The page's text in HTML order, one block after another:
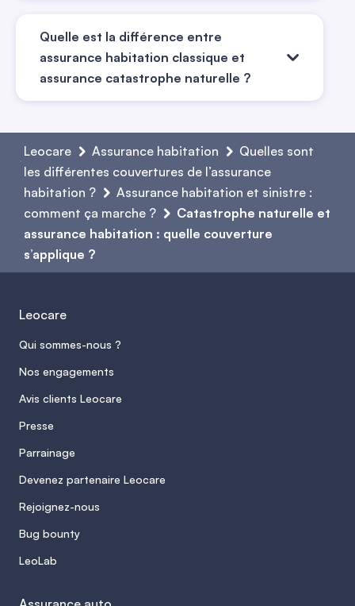
Quelle est la différence entre
assurance habitation classique et
assurance catastrophe naturelle ?
sinistres courants : incendie, vol, dégâts
des eaux… La garantie catastrophe
naturelle, elle, ne s’applique que si un arrêté
reconnaît officiellement l’événement
comme tel. Elle prend en charge les dégâts
causés par des phénomènes climatiques
habitation, mais elle implique une franchise
légale et des conditions spécifiques pour
être déclenchée efficacement.
Leocare Assurance habitation
Quelles sont
les différentes couvertures de l’assurance
habitation ?
Assurance habitation et sinistre :
comment ça marche ?
Catastrophe naturelle et
assurance habitation : quelle couverture
s’applique ?
Leocare
Qui sommes-nous ?
Nos engagements
Avis clients Leocare
Presse
Parrainage
Devenez partenaire Leocare
Rejoignez-nous
Bug bounty
LeoLab